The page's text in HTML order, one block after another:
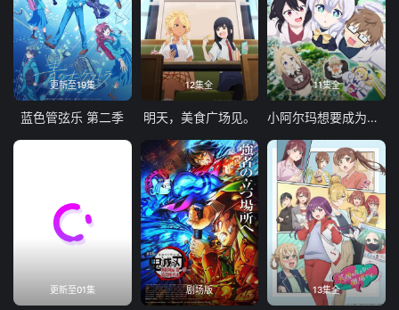
更新至19集
蓝色管弦乐 第二季
12集全
明天，美食广场见。
11集全
小阿尔玛想要成为家人
更新至01集 剧场版 13集全